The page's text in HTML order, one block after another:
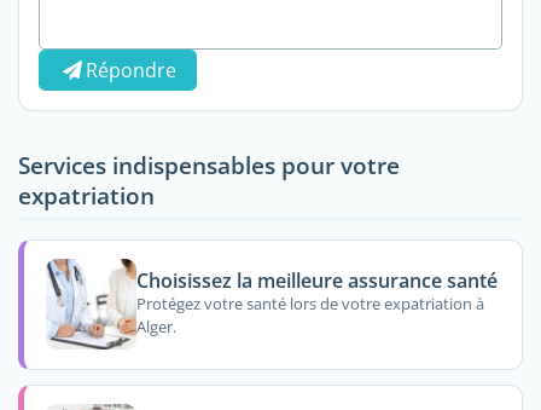
Répondre
Services indispensables pour votre
expatriation
Choisissez la meilleure assurance santé
Protégez votre santé lors de votre expatriation à
Alger.